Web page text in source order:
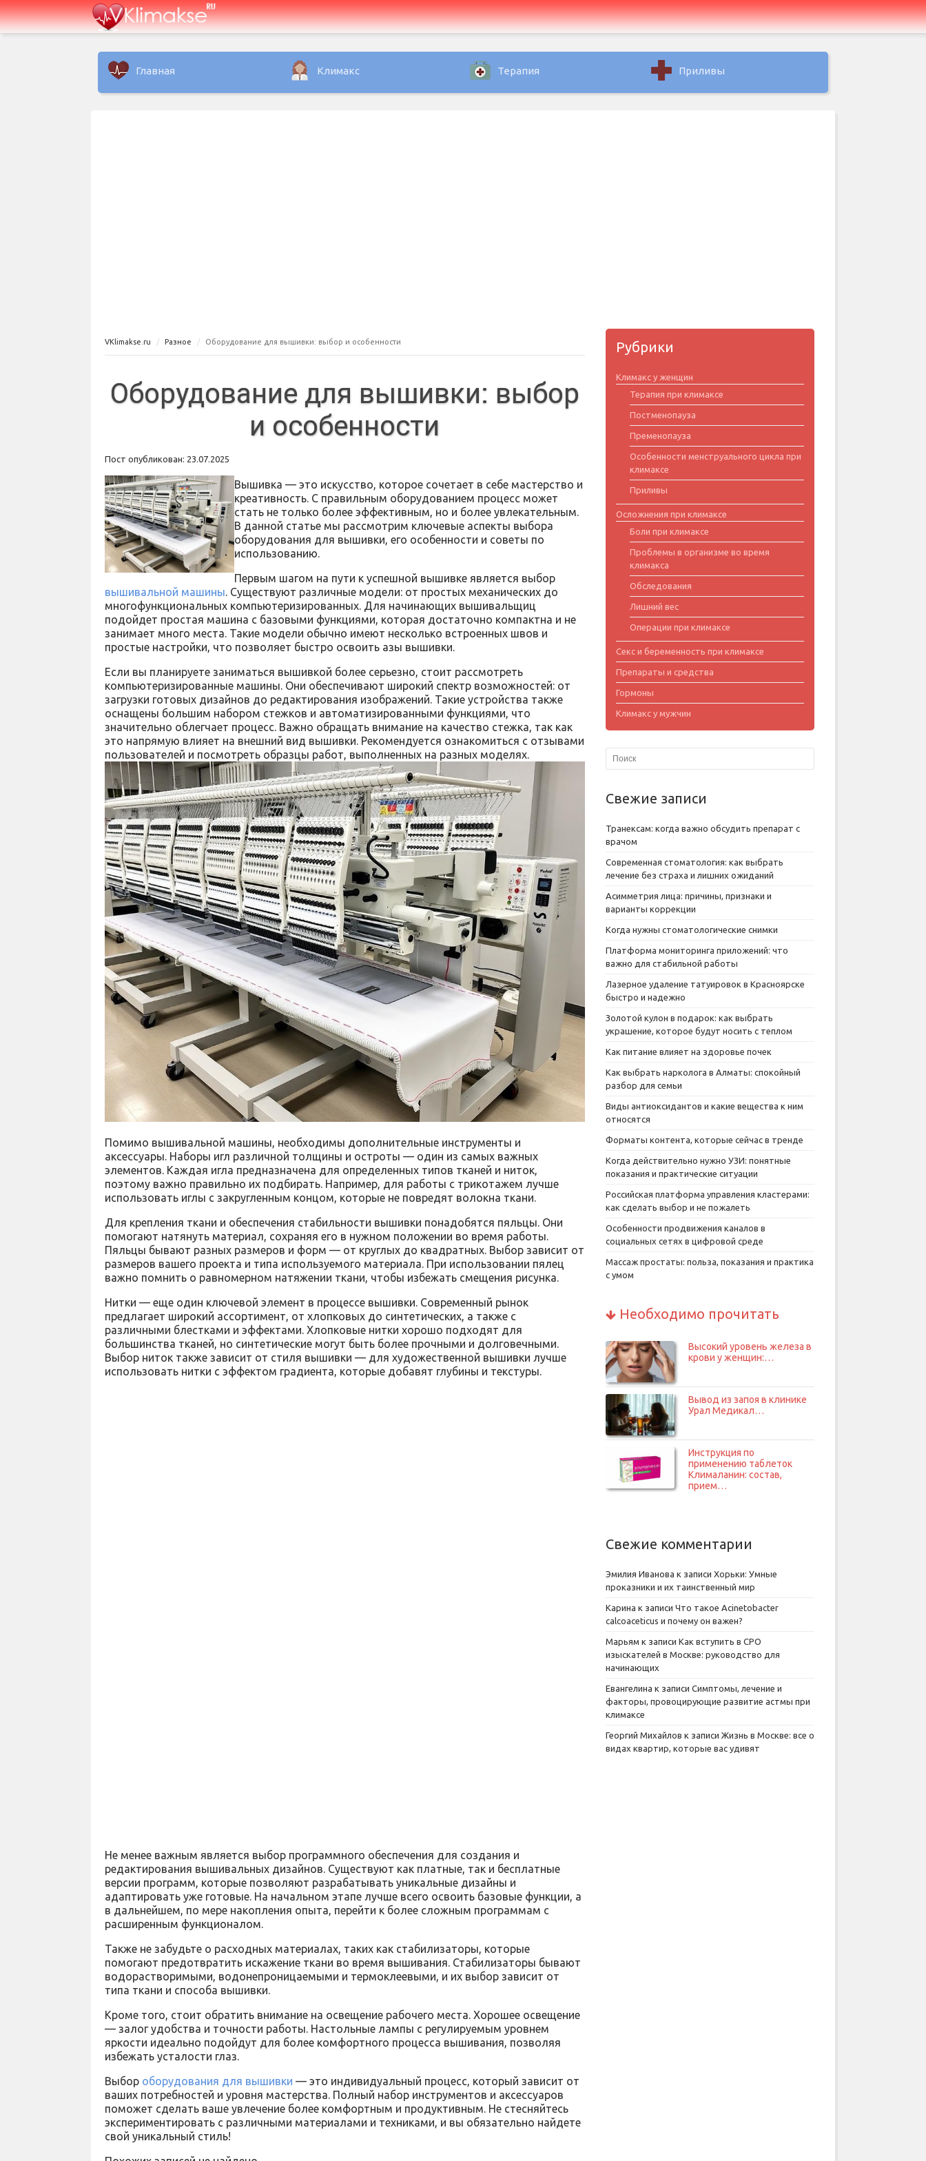
Главная Климакс Терапия Приливы
VKlimakse.ru Разное Оборудование для вышивки: выбор и особенности
Оборудование для вышивки: выбор
и особенности
Пост опубликован: 23.07.2025
Вышивка — это искусство, которое сочетает в себе мастерство и
креативность. С правильным оборудованием процесс может
стать не только более эффективным, но и более увлекательным.
В данной статье мы рассмотрим ключевые аспекты выбора
оборудования для вышивки, его особенности и советы по
использованию.
Первым шагом на пути к успешной вышивке является выбор
вышивальной машины. Существуют различные модели: от простых механических до
многофункциональных компьютеризированных. Для начинающих вышивальщиц
подойдет простая машина с базовыми функциями, которая достаточно компактна и не
занимает много места. Такие модели обычно имеют несколько встроенных швов и
простые настройки, что позволяет быстро освоить азы вышивки.
Если вы планируете заниматься вышивкой более серьезно, стоит рассмотреть
компьютеризированные машины. Они обеспечивают широкий спектр возможностей: от
загрузки готовых дизайнов до редактирования изображений. Такие устройства также
оснащены большим набором стежков и автоматизированными функциями, что
значительно облегчает процесс. Важно обращать внимание на качество стежка, так как
это напрямую влияет на внешний вид вышивки. Рекомендуется ознакомиться с отзывами
пользователей и посмотреть образцы работ, выполненных на разных моделях.
Помимо вышивальной машины, необходимы дополнительные инструменты и
аксессуары. Наборы игл различной толщины и остроты — один из самых важных
элементов. Каждая игла предназначена для определенных типов тканей и ниток,
поэтому важно правильно их подбирать. Например, для работы с трикотажем лучше
использовать иглы с закругленным концом, которые не повредят волокна ткани.
Для крепления ткани и обеспечения стабильности вышивки понадобятся пяльцы. Они
помогают натянуть материал, сохраняя его в нужном положении во время работы.
Пяльцы бывают разных размеров и форм — от круглых до квадратных. Выбор зависит от
размеров вашего проекта и типа используемого материала. При использовании пялец
важно помнить о равномерном натяжении ткани, чтобы избежать смещения рисунка.
Нитки — еще один ключевой элемент в процессе вышивки. Современный рынок
предлагает широкий ассортимент, от хлопковых до синтетических, а также с
различными блестками и эффектами. Хлопковые нитки хорошо подходят для
большинства тканей, но синтетические могут быть более прочными и долговечными.
Выбор ниток также зависит от стиля вышивки — для художественной вышивки лучше
использовать нитки с эффектом градиента, которые добавят глубины и текстуры.
Не менее важным является выбор программного обеспечения для создания и
редактирования вышивальных дизайнов. Существуют как платные, так и бесплатные
версии программ, которые позволяют разрабатывать уникальные дизайны и
адаптировать уже готовые. На начальном этапе лучше всего освоить базовые функции, а
в дальнейшем, по мере накопления опыта, перейти к более сложным программам с
расширенным функционалом.
Также не забудьте о расходных материалах, таких как стабилизаторы, которые
помогают предотвратить искажение ткани во время вышивания. Стабилизаторы бывают
водорастворимыми, водонепроницаемыми и термоклеевыми, и их выбор зависит от
типа ткани и способа вышивки.
Кроме того, стоит обратить внимание на освещение рабочего места. Хорошее освещение
— залог удобства и точности работы. Настольные лампы с регулируемым уровнем
яркости идеально подойдут для более комфортного процесса вышивания, позволяя
избежать усталости глаз.
Выбор оборудования для вышивки — это индивидуальный процесс, который зависит от
ваших потребностей и уровня мастерства. Полный набор инструментов и аксессуаров
поможет сделать ваше увлечение более комфортным и продуктивным. Не стесняйтесь
экспериментировать с различными материалами и техниками, и вы обязательно найдете
свой уникальный стиль!
Рубрики
Климакс у женщин
Терапия при климаксе
Постменопауза
Пременопауза
Особенности менструального цикла при
климаксе
Приливы
Осложнения при климаксе
Боли при климаксе
Проблемы в организме во время
климакса
Обследования
Лишний вес
Операции при климаксе
Секс и беременность при климаксе
Препараты и средства
Гормоны
Климакс у мужчин
Свежие записи
Транексам: когда важно обсудить препарат с
врачом
Современная стоматология: как выбрать
лечение без страха и лишних ожиданий
Асимметрия лица: причины, признаки и
варианты коррекции
Когда нужны стоматологические снимки
Платформа мониторинга приложений: что
важно для стабильной работы
Лазерное удаление татуировок в Красноярске
быстро и надежно
Золотой кулон в подарок: как выбрать
украшение, которое будут носить с теплом
Как питание влияет на здоровье почек
Как выбрать нарколога в Алматы: спокойный
разбор для семьи
Виды антиоксидантов и какие вещества к ним
относятся
Форматы контента, которые сейчас в тренде
Когда действительно нужно УЗИ: понятные
показания и практические ситуации
Российская платформа управления кластерами:
как сделать выбор и не пожалеть
Особенности продвижения каналов в
социальных сетях в цифровой среде
Массаж простаты: польза, показания и практика
с умом
Необходимо прочитать
Высокий уровень железа в
крови у женщин:…
Вывод из запоя в клинике
Урал Медикал…
Инструкция по
применению таблеток
Клималанин: состав,
прием…
Свежие комментарии
Эмилия Иванова к записи Хорьки: Умные
проказники и их таинственный мир
Карина к записи Что такое Acinetobacter
calcoaceticus и почему он важен?
Марьям к записи Как вступить в СРО
изыскателей в Москве: руководство для
начинающих
Евангелина к записи Симптомы, лечение и
факторы, провоцирующие развитие астмы при
климаксе
Георгий Михайлов к записи Жизнь в Москве: все о
видах квартир, которые вас удивят